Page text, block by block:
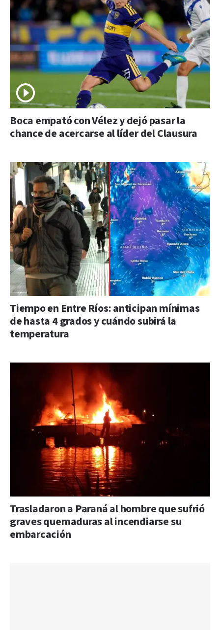
Boca empató con Vélez y dejó pasar la
chance de acercarse al líder del Clausura
Tiempo en Entre Ríos: anticipan mínimas
de hasta 4 grados y cuándo subirá la
temperatura
Trasladaron a Paraná al hombre que sufrió
graves quemaduras al incendiarse su
embarcación